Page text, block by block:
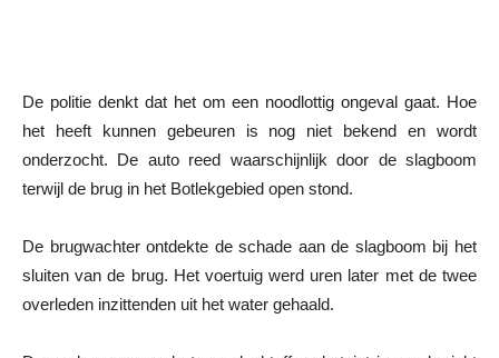
De politie denkt dat het om een noodlottig ongeval gaat. Hoe
het heeft kunnen gebeuren is nog niet bekend en wordt
onderzocht. De auto reed waarschijnlijk door de slagboom
terwijl de brug in het Botlekgebied open stond.
De brugwachter ontdekte de schade aan de slagboom bij het
sluiten van de brug. Het voertuig werd uren later met de twee
overleden inzittenden uit het water gehaald.